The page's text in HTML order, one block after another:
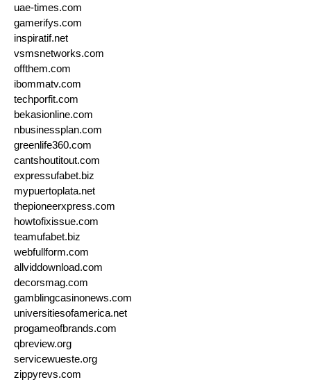
uae-times.com
gamerifys.com
inspiratif.net
vsmsnetworks.com
offthem.com
ibommatv.com
techporfit.com
bekasionline.com
nbusinessplan.com
greenlife360.com
cantshoutitout.com
expressufabet.biz
mypuertoplata.net
thepioneerxpress.com
howtofixissue.com
teamufabet.biz
webfullform.com
allviddownload.com
decorsmag.com
gamblingcasinonews.com
universitiesofamerica.net
progameofbrands.com
qbreview.org
servicewueste.org
zippyrevs.com